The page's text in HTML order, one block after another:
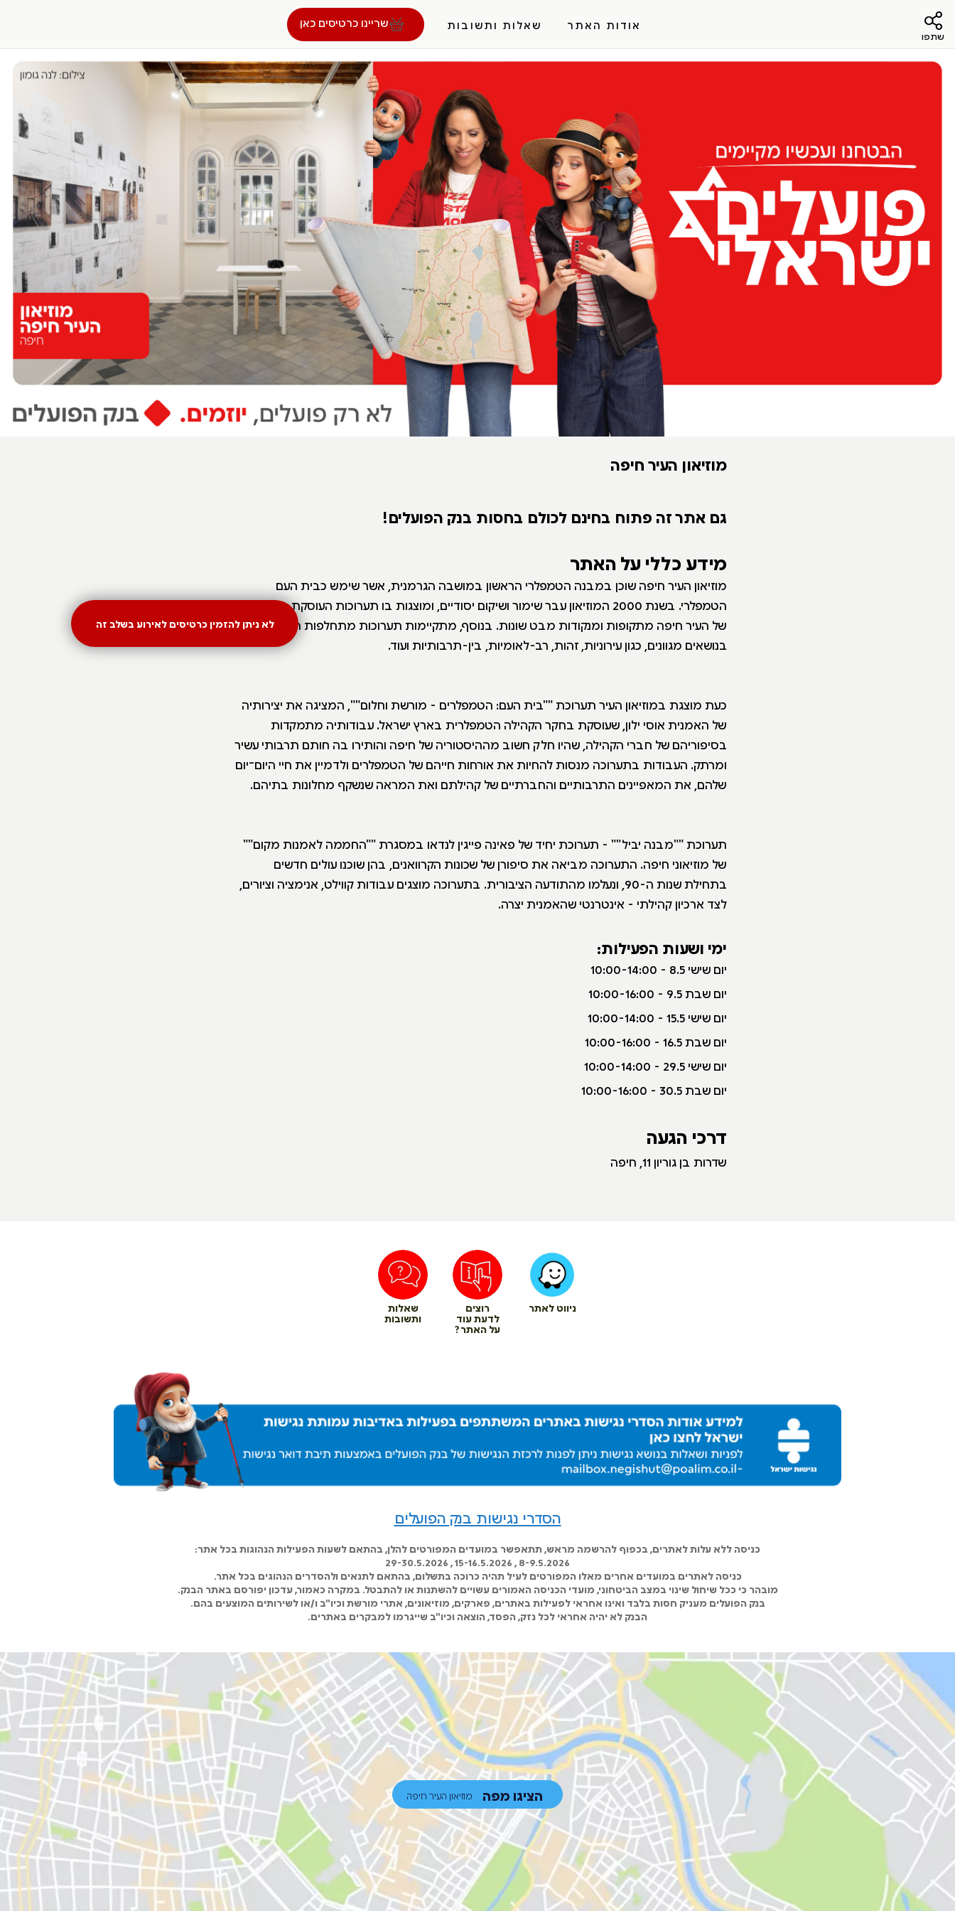
שתפו
אודות האתר שאלות ותשובות שריינו כרטיסים כאן
התנתק
מוזיאון העיר חיפה
גם אתר זה פתוח בחינם לכולם בחסות בנק הפועלים!
מידע כללי על האתר
מוזיאון העיר חיפה שוכן במבנה הטמפלרי הראשון במושבה הגרמנית, אשר שימש כבית העם
הטמפלרי. בשנת 2000 המוזיאון עבר שימור ושיקום יסודיים, ומוצגות בו תערוכות העוסקת בהיסטוריה
של העיר חיפה מתקופות ומנקודות מבט שונות. בנוסף, מתקיימות תערוכות מתחלפות העוסקות
בנושאים מגוונים, כגון עירוניות, זהות, רב-לאומיות, בין-תרבותיות ועוד.
כעת מוצגת במוזיאון העיר תערוכת ""בית העם: הטמפלרים - מורשת וחלום"", המציגה את יצירותיה
של האמנית אוסי ילון, שעוסקת בחקר הקהילה הטמפלרית בארץ ישראל. עבודותיה מתמקדות
בסיפוריהם של חברי הקהילה, שהיו חלק חשוב מההיסטוריה של חיפה והותירו בה חותם תרבותי עשיר
ומרתק. העבודות בתערוכה מנסות להחיות את אורחות חייהם של הטמפלרים ולדמיין את חיי היום־יום
שלהם, את המאפיינים התרבותיים והחברתיים של קהילתם ואת המראה שנשקף מחלונות בתיהם.
תערוכת ""מבנה יביל"" - תערוכת יחיד של פאינה פייגין לנדאו במסגרת ""החממה לאמנות מקום""
של מוזיאוני חיפה. התערוכה מביאה את סיפורן של שכונות הקרוואנים, בהן שוכנו עולים חדשים
בתחילת שנות ה-90, ונעלמו מהתודעה הציבורית. בתערוכה מוצגים עבודות קווילט, אנימציה וציורים,
לצד ארכיון קהילתי - אינטרנטי שהאמנית יצרה.
ימי ושעות הפעילות:
יום שישי 8.5 - 10:00-14:00
יום שבת 9.5 - 10:00-16:00
יום שישי 15.5 - 10:00-14:00
יום שבת 16.5 - 10:00-16:00
יום שישי 29.5 - 10:00-14:00
יום שבת 30.5 - 10:00-16:00
דרכי הגעה
שדרות בן גוריון 11, חיפה
ניווט לאתר רוצים
לדעת עוד
על האתר?
שאלות
ותשובות
הסדרי נגישות בנק הפועלים
כניסה ללא עלות לאתרים, בכפוף להרשמה מראש, תתאפשר במועדים המפורטים להלן, בהתאם לשעות הפעילות הנהוגות בכל אתר:
8-9.5.2026 , 15-16.5.2026 , 29-30.5.2026
כניסה לאתרים במועדים אחרים מאלו המפורטים לעיל תהיה כרוכה בתשלום, בהתאם לתנאים ולהסדרים הנהוגים בכל אתר.
מובהר כי ככל שיחול שינוי במצב הביטחוני, מועדי הכניסה האמורים עשויים להשתנות או להתבטל. במקרה כאמור, עדכון יפורסם באתר הבנק.
בנק הפועלים מעניק חסות בלבד ואינו אחראי לפעילות באתרים, פארקים, מוזיאונים, אתרי מורשת וכיו"ב ו/או לשירותים המוצעים בהם.
הבנק לא יהיה אחראי לכל נזק, הפסד, הוצאה וכיו"ב שייגרמו למבקרים באתרים.
הציגו מפה מוזיאון העיר חיפה
לא ניתן להזמין כרטיסים לאירוע בשלב זה